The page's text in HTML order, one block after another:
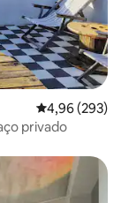
Classificação
4,96 (293)
privado